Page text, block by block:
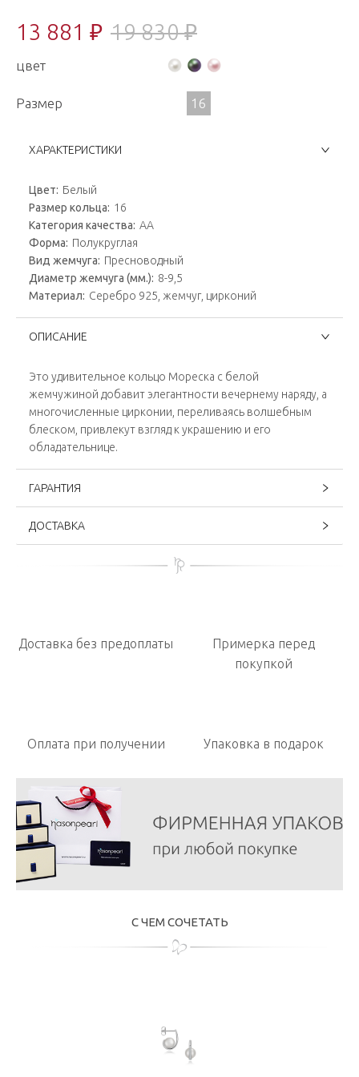
13 881 ₽ 19 830 ₽
цвет
Размер 16
ХАРАКТЕРИСТИКИ
Цвет: Белый
Размер кольца: 16
Категория качества: AA
Форма: Полукруглая
Вид жемчуга: Пресноводный
Диаметр жемчуга (мм.): 8-9,5
Материал: Серебро 925, жемчуг, цирконий
ОПИСАНИЕ
Это удивительное кольцо Мореска с белой
жемчужиной добавит элегантности вечернему наряду, а
многочисленные цирконии, переливаясь волшебным
блеском, привлекут взгляд к украшению и его
обладательнице.
ГАРАНТИЯ
ДОСТАВКА
Доставка без предоплаты
Примерка перед
покупкой
Оплата при получении Упаковка в подарок
С ЧЕМ СОЧЕТАТЬ